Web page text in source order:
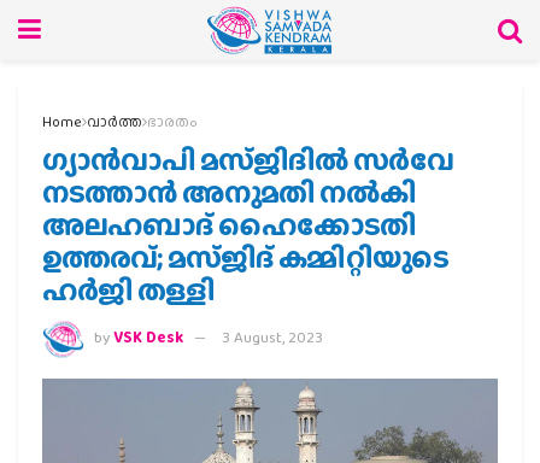
Home വാര്‍ത്ത ഭാരതം
ഗ്യാന്‍വാപി മസ്ജിദില്‍ സര്‍വേ
നടത്താന്‍ അനുമതി നല്‍കി
അലഹബാദ് ഹൈക്കോടതി
ഉത്തരവ്; മസ്ജിദ് കമ്മിറ്റിയുടെ
ഹര്‍ജി തള്ളി
byVSK Desk 3 August, 2023